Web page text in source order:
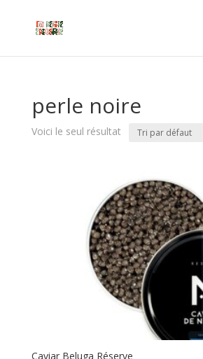
perle noire
Voici le seul résultat
Caviar Beluga Réserve